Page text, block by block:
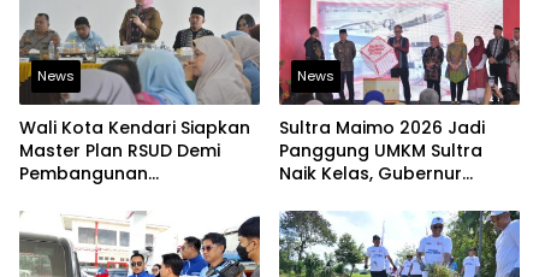
News
Wali Kota Kendari Siapkan
Master Plan RSUD Demi
Pembangunan
News
Sultra Maimo 2026 Jadi
Panggung UMKM Sultra
Naik Kelas, Gubernur
Tembus Pasar Ekspor